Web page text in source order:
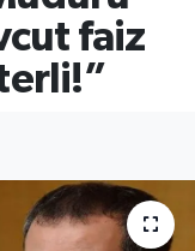
faiz